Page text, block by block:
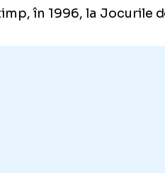
în 1996, la Jocurile